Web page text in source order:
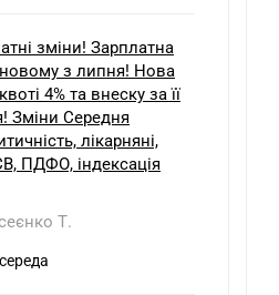
зміни! Зарплатна
новому з липня! Нова
4% та внеску за її
Зміни Середня
лікарняні,
ПДФО, індексація
Т.